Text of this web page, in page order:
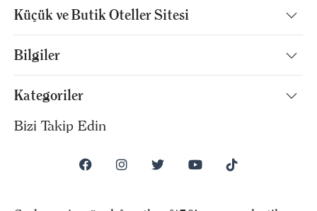
Küçük ve Butik Oteller Sitesi
Bilgiler
Kategoriler
Bizi Takip Edin